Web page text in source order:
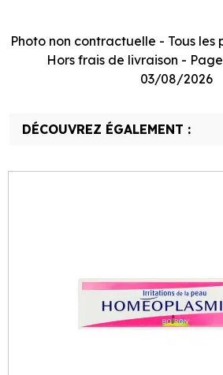
Photo non contractuelle - Tous les
Hors frais de livraison -
03/08/2026
DÉCOUVREZ ÉGALEMENT :